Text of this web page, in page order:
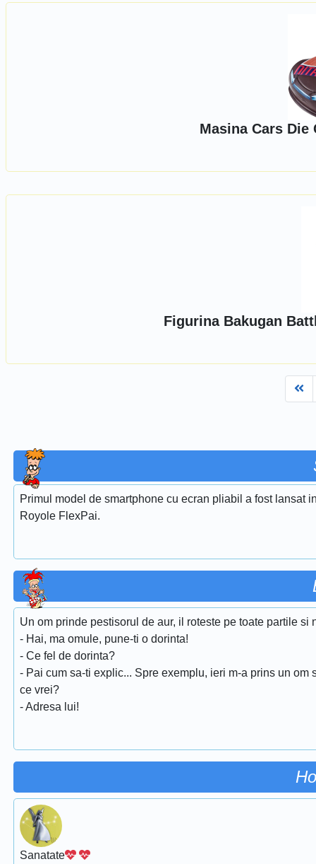
Masina Cars Die
Figurina Bakugan
Primul model de smartphone cu ecran pliabil a fost lansat
Royole FlexPai.
Un om prinde pestisorul de aur, il roteste pe toate partile
- Hai, ma omule, pune-ti o dorinta!
- Ce fel de dorinta?
- Pai cum sa-ti explic... Spre exemplu, ieri m-a prins un
ce vrei?
- Adresa lui!
Sanatate